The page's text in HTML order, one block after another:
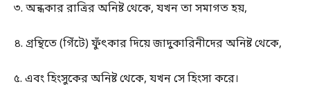
৩. অন্ধকার রাত্রির অনিষ্ট থেকে, যখন তা সমাগত হয়,
৪. গ্রন্থিতে (গিঁটে) ফুঁৎকার দিয়ে জাদুকারিনীদের অনিষ্ট থেকে,
৫. এবং হিংসুকের অনিষ্ট থেকে, যখন সে হিংসা করে।